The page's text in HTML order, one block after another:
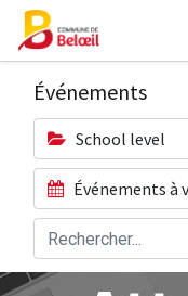
Événements
School level
Événements à